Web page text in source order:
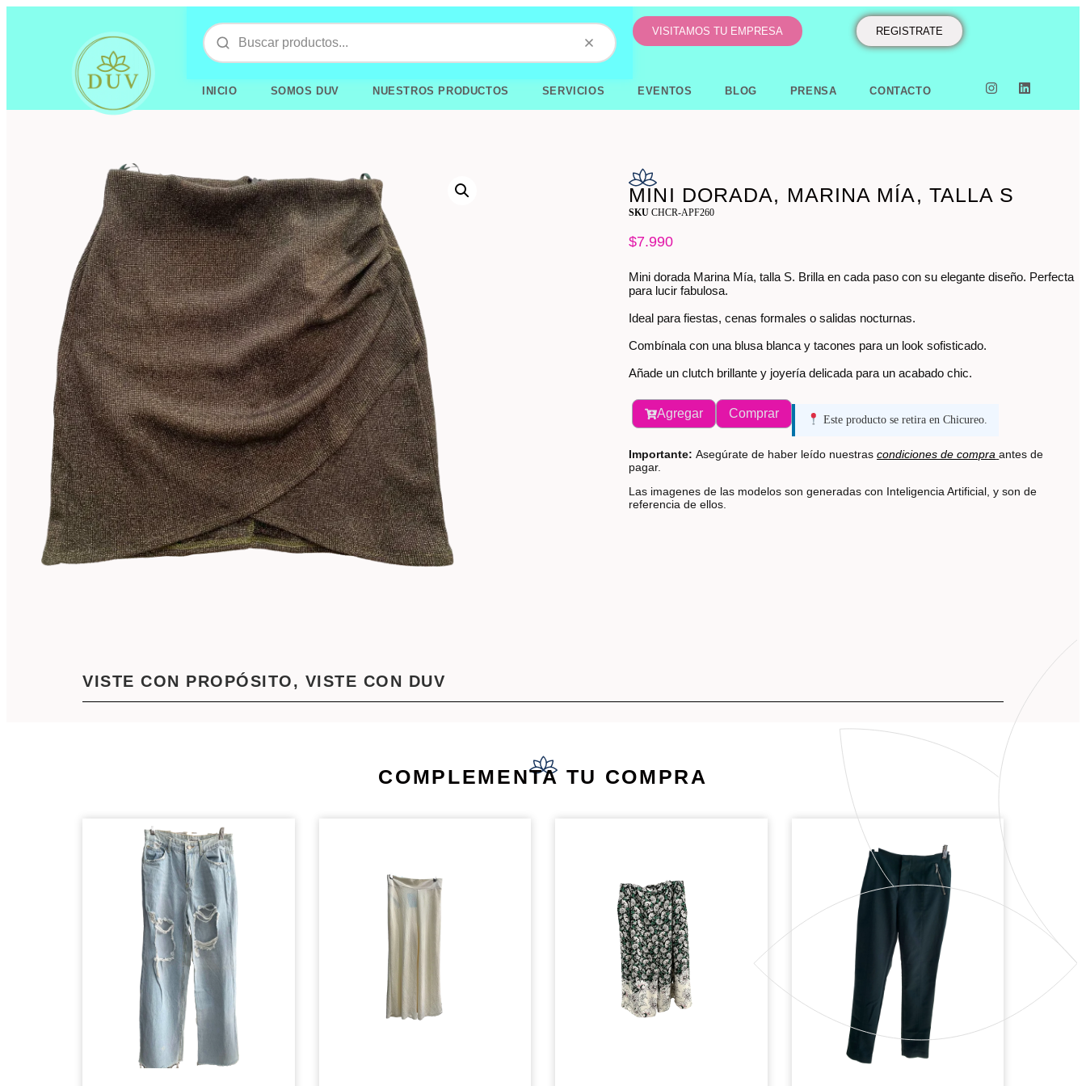
VISITAMOS TU EMPRESA REGISTRATE
INICIO SOMOS DUV NUESTROS PRODUCTOS SERVICIOS EVENTOS BLOG PRENSA CONTACTO
MINI DORADA, MARINA MÍA, TALLA S
SKUCHCR-APF260
$7.990
Mini dorada Marina Mía, talla S. Brilla en cada paso con su elegante diseño. Perfecta
para lucir fabulosa.
Ideal para fiestas, cenas formales o salidas nocturnas.
Combínala con una blusa blanca y tacones para un look sofisticado.
Añade un clutch brillante y joyería delicada para un acabado chic.
Agregar Comprar Este producto se retira en Chicureo.
Importante: Asegúrate de haber leído nuestrascondiciones de compra antes de
pagar.
Las imagenes de las modelos son generadas con Inteligencia Artificial, y son de
referencia de ellos.
VISTE CON PROPÓSITO, VISTE CON DUV
COMPLEMENTA TU COMPRA